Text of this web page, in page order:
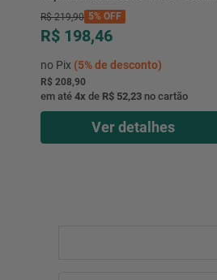
220V 140W - VTX-40P-8P - Mondial
R$ 219,90 5% OFF
R$ 198,46
no Pix (5%de desconto)
R$ 208,90
em até 4x de R$ 52,23 no cartão
Ver detalhes